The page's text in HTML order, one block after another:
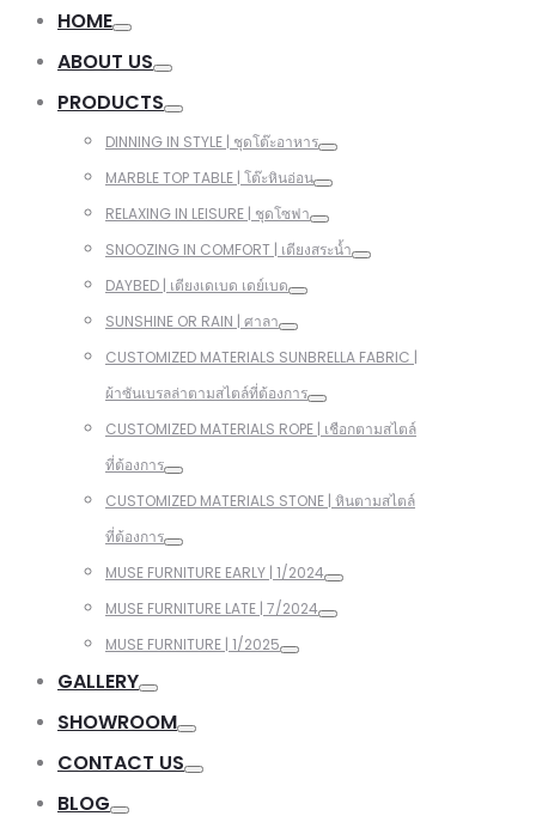
HOME
ABOUT US
PRODUCTS
DINNING IN STYLE | ชุดโต๊ะอาหาร
MARBLE TOP TABLE | โต๊ะหินอ่อน
RELAXING IN LEISURE | ชุดโซฟา
SNOOZING IN COMFORT | เตียงสระน้ำ
DAYBED | เตียงเดเบด เดย์เบด
SUNSHINE OR RAIN | ศาลา
CUSTOMIZED MATERIALS SUNBRELLA FABRIC |
ผ้าซันเบรลล่าตามสไตล์ที่ต้องการ
CUSTOMIZED MATERIALS ROPE | เชือกตามสไตล์
ที่ต้องการ
CUSTOMIZED MATERIALS STONE | หินตามสไตล์
ที่ต้องการ
MUSE FURNITURE EARLY | 1/2024
MUSE FURNITURE LATE | 7/2024
MUSE FURNITURE | 1/2025
GALLERY
SHOWROOM
CONTACT US
BLOG